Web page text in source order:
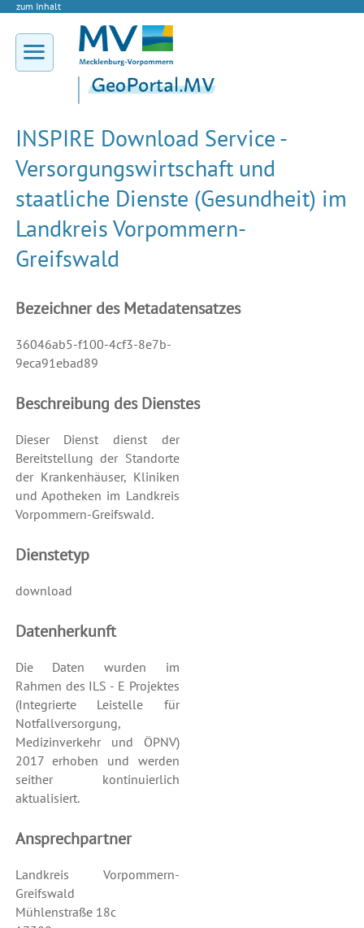
zum Inhalt
INSPIRE Download Service -
Versorgungswirtschaft und
staatliche Dienste (Gesundheit) im
Landkreis Vorpommern-
Greifswald
Bezeichner des Metadatensatzes
36046ab5-f100-4cf3-8e7b-
9eca91ebad89
Beschreibung des Dienstes
Dieser Dienst dienst der
Bereitstellung der Standorte
der Krankenhäuser, Kliniken
und Apotheken im Landkreis
Vorpommern-Greifswald.
Dienstetyp
download
Datenherkunft
Die Daten wurden im
Rahmen des ILS - E Projektes
(Integrierte Leistelle für
Notfallversorgung,
Medizinverkehr und ÖPNV)
2017 erhoben und werden
seither kontinuierlich
aktualisiert.
Ansprechpartner
Landkreis Vorpommern-
Greifswald
Mühlenstraße 18c